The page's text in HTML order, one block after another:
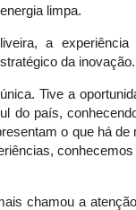
limpa.
a
da inovação.
Tive a
do país,
o que há
chamou a